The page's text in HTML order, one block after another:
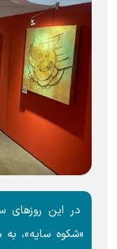
در این روزهای
«شکوه سایه»،